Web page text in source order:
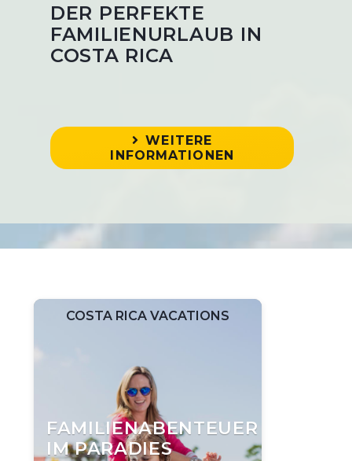
DER PERFEKTE
FAMILIENURLAUB IN
COSTA RICA
WEITERE
INFORMATIONEN
FAMILIENABENTEUER
IM PARADIES
COSTA RICA VACATIONS